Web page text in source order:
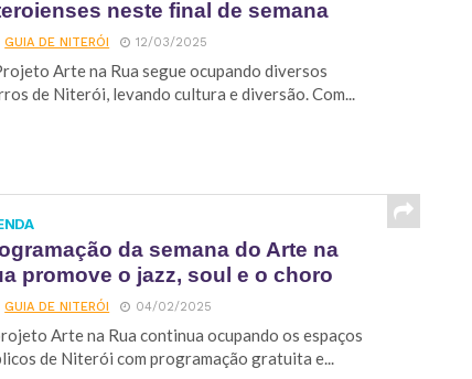
neste final de semana
GUIA DE NITERÓI 12/03/2025
Arte na Rua segue ocupando diversos
de Niterói, levando cultura e diversão. Com...
da semana do Arte na
promove o jazz, soul e o choro
GUIA DE NITERÓI 04/02/2025
Arte na Rua continua ocupando os espaços
de Niterói com programação gratuita e...